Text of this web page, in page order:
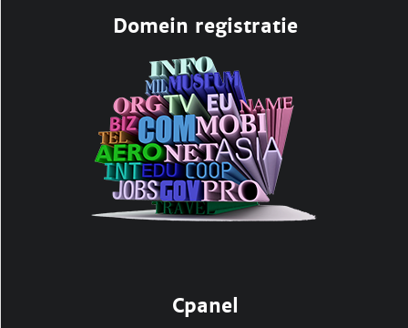
Domein registratie
Cpanel